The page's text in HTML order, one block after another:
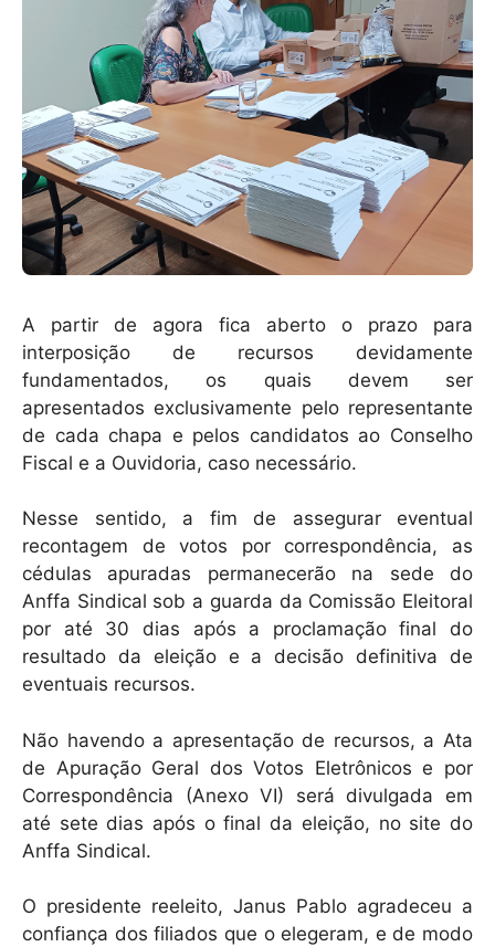
A partir de agora fica aberto o prazo para
interposição de recursos devidamente
fundamentados, os quais devem ser
apresentados exclusivamente pelo representante
de cada chapa e pelos candidatos ao Conselho
Fiscal e a Ouvidoria, caso necessário.
Nesse sentido, a fim de assegurar eventual
recontagem de votos por correspondência, as
cédulas apuradas permanecerão na sede do
Anffa Sindical sob a guarda da Comissão Eleitoral
por até 30 dias após a proclamação final do
resultado da eleição e a decisão definitiva de
eventuais recursos.
Não havendo a apresentação de recursos, a Ata
de Apuração Geral dos Votos Eletrônicos e por
Correspondência (Anexo VI) será divulgada em
até sete dias após o final da eleição, no site do
Anffa Sindical.
O presidente reeleito, Janus Pablo agradeceu a
confiança dos filiados que o elegeram, e de modo